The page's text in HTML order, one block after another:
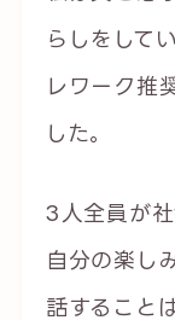
らしをして
レワーク推
した。
3人全員が
自分の楽し
話すること